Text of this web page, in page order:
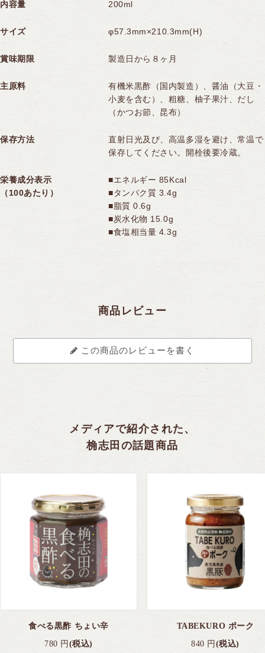
内容量 200ml
サイズ φ57.3mm×210.3mm(H)
賞味期限 製造日から８ヶ月
主原料
有機米黒酢（国内製造）、醤油（大豆・
小麦を含む）、粗糖、柚子果汁、だし
（かつお節、昆布）
保存方法
直射日光及び、高温多湿を避け、常温で
保存してください。開栓後要冷蔵。
栄養成分表示
（100あたり）
■エネルギー 85Kcal
■タンパク質 3.4g
■脂質 0.6g
■炭水化物 15.0g
■食塩相当量 4.3g
商品レビュー
この商品のレビューを書く
メディアで紹介された、
桷志田の話題商品
食べる黒酢 ちょい辛
780 円 (税込)
TABEKURO ポーク
840 円 (税込)